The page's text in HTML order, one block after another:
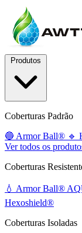
Coberturas Padrão
🔵 Armor Ball® 🔹
Ver todos os
Coberturas
💧 Armor Ball®
Hexoshield®
Coberturas Isoladas